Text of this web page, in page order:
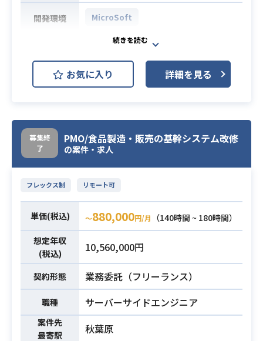
・ベンダーコントロール経験
開発環境 MicroSoft
業務内容
本案件はゼロトラスト関連製品を導
入するプロジェクトでございます
が、
その中でMS365(Exchange Online),A
ついては有識者を積極的に集めてお
ります。そんな中、MS365の推進に
ついてリーダ(進行役を探していま
す。
現在のリーダが全体の移行計画に集
の相談に乗って課題解決などを推進
動きとしては、現在のリーダの影武
者ともいえば良いかもしれません。
当ポジションを、弊社マネージャー
をメインとしてその配下でフットワ
ーク軽く補佐していただける要員を
お願いいたします。
お気に入り 詳細を見る
募集終
了
PMO/食品製造・販売の基幹システム改修
の案件・求人
フレックス制 リモート可
単価(税込) 〜880,000円/月
（140時間 ~ 180時間）
想定年収
(税込)
10,560,000円
契約形態 業務委託（フリーランス）
職種 サーバーサイドエンジニア
案件先
最寄駅
秋葉原